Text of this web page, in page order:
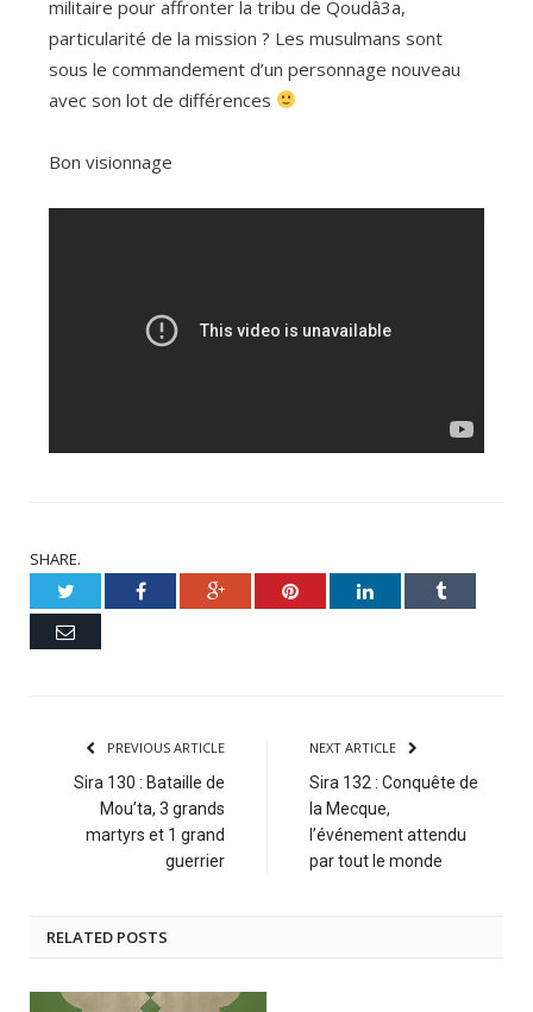
militaire pour affronter la tribu de Qoudâ3a,
particularité de la mission ? Les musulmans sont
sous le commandement d’un personnage nouveau
avec son lot de différences
Bon visionnage
SHARE.
Twitter Facebook Google+ Pinterest LinkedIn Tumblr
Email
PREVIOUS ARTICLE
Sira 130 : Bataille de
Mou’ta, 3 grands
martyrs et 1 grand
guerrier
NEXT ARTICLE
Sira 132 : Conquête de
la Mecque,
l’événement attendu
par tout le monde
RELATED POSTS